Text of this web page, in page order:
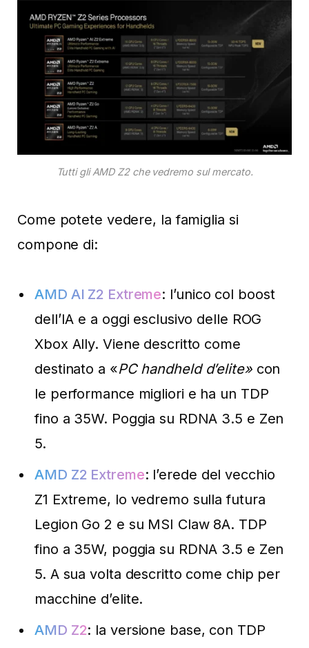
Tutti gli AMD Z2 che vedremo sul mercato.
Come potete vedere, la famiglia si
compone di:
AMD AI Z2 Extreme: l’unico col boost
dell’IA e a oggi esclusivo delle ROG
Xbox Ally. Viene descritto come
destinato a «PC handheld d’elite» con
le performance migliori e ha un TDP
fino a 35W. Poggia su RDNA 3.5 e Zen
5.
AMD Z2 Extreme: l’erede del vecchio
Z1 Extreme, lo vedremo sulla futura
Legion Go 2 e su MSI Claw 8A. TDP
fino a 35W, poggia su RDNA 3.5 e Zen
5. A sua volta descritto come chip per
macchine d’elite.
AMD Z2: la versione base, con TDP